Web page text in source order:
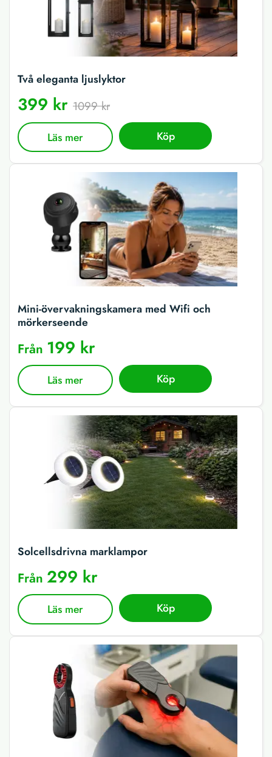
Två eleganta ljuslyktor
399 kr 1099 kr
Läs mer Köp
Mini-övervakningskamera med Wifi och
mörkerseende
Från 199 kr
Läs mer Köp
Solcellsdrivna marklampor
Från 299 kr
Läs mer Köp